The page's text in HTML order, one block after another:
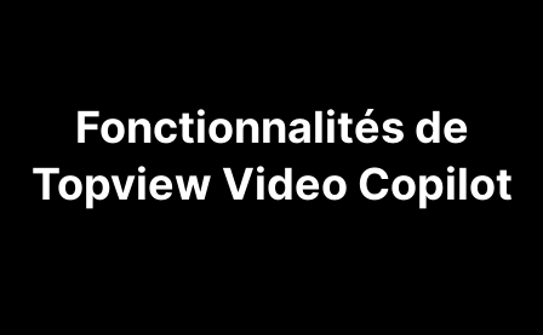
Fonctionnalités de
Topview Video Copilot